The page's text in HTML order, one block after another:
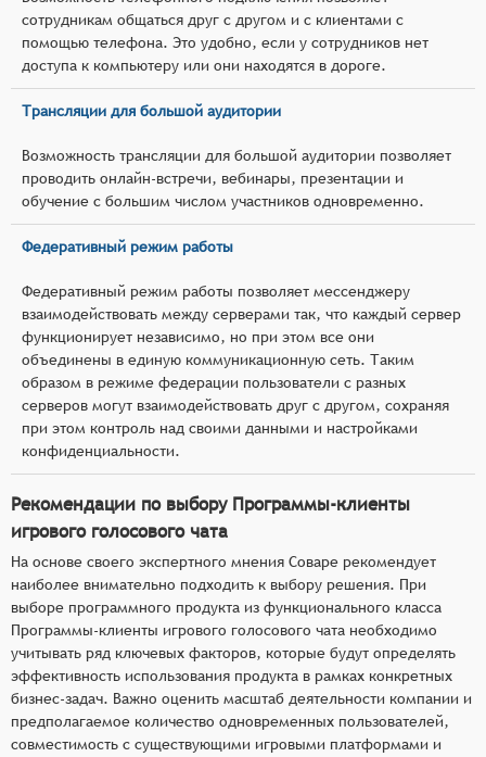
сотрудникам общаться друг с другом и с клиентами с
помощью телефона. Это удобно, если у сотрудников нет
доступа к компьютеру или они находятся в дороге.
Трансляции для большой аудитории
Возможность трансляции для большой аудитории позволяет
проводить онлайн-встречи, вебинары, презентации и
обучение с большим числом участников одновременно.
Федеративный режим работы
Федеративный режим работы позволяет мессенджеру
взаимодействовать между серверами так, что каждый сервер
функционирует независимо, но при этом все они
объединены в единую коммуникационную сеть. Таким
образом в режиме федерации пользователи с разных
серверов могут взаимодействовать друг с другом, сохраняя
при этом контроль над своими данными и настройками
конфиденциальности.
Рекомендации по выбору Программы-клиенты
игрового голосового чата
На основе своего экспертного мнения Соваре рекомендует
наиболее внимательно подходить к выбору решения. При
выборе программного продукта из функционального класса
Программы-клиенты игрового голосового чата необходимо
учитывать ряд ключевых факторов, которые будут определять
эффективность использования продукта в рамках конкретных
бизнес-задач. Важно оценить масштаб деятельности компании и
предполагаемое количество одновременных пользователей,
совместимость с существующими игровыми платформами и